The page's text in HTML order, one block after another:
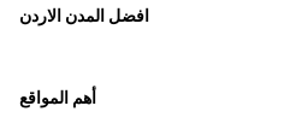
افضل المدن الاردن
أهم المواقع